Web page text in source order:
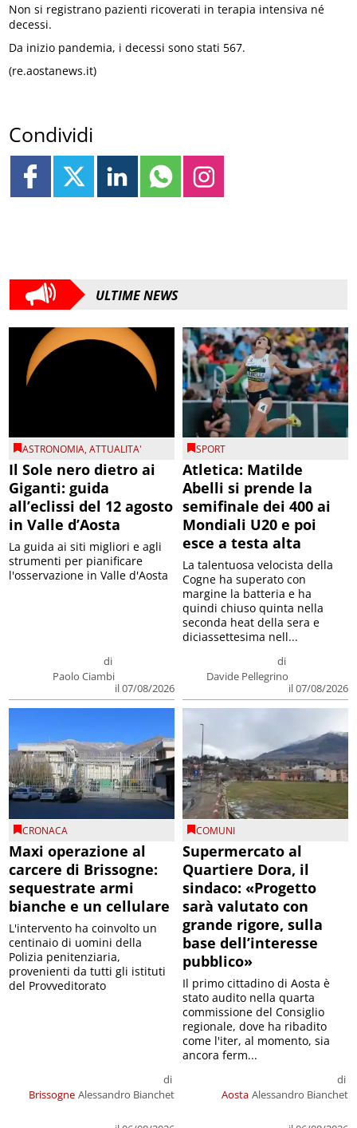
Non si registrano pazienti ricoverati in terapia intensiva né
decessi.
Da inizio pandemia, i decessi sono stati 567.
(re.aostanews.it)
Condividi
ULTIME NEWS
ASTRONOMIA,ATTUALITA'
Il Sole nero dietro ai
Giganti: guida
all’eclissi del 12 agosto
in Valle d’Aosta
di
Paolo Ciambi
il 07/08/2026
La guida ai siti migliori e agli
strumenti per pianificare
l'osservazione in Valle d'Aosta
SPORT
Atletica: Matilde
Abelli si prende la
semifinale dei 400 ai
Mondiali U20 e poi
esce a testa alta
di
Davide Pellegrino
il 07/08/2026
La talentuosa velocista della
Cogne ha superato con
margine la batteria e ha
quindi chiuso quinta nella
seconda heat della sera e
diciassettesima nell...
CRONACA
Maxi operazione al
carcere di Brissogne:
sequestrate armi
bianche e un cellulare
Brissogne
di
Alessandro Bianchet
L'intervento ha coinvolto un
centinaio di uomini della
Polizia penitenziaria,
provenienti da tutti gli istituti
del Provveditorato
COMUNI
Supermercato al
Quartiere Dora, il
sindaco: «Progetto
sarà valutato con
grande rigore, sulla
base dell’interesse
pubblico»
Aosta
di
Alessandro Bianchet
Il primo cittadino di Aosta è
stato audito nella quarta
commissione del Consiglio
regionale, dove ha ribadito
come l'iter, al momento, sia
ancora ferm...